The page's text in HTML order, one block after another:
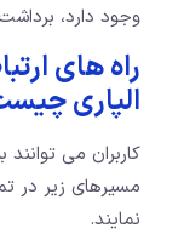
وجود دارد،
راه های
الپاری
مسیرهای زیر در
نمایند.